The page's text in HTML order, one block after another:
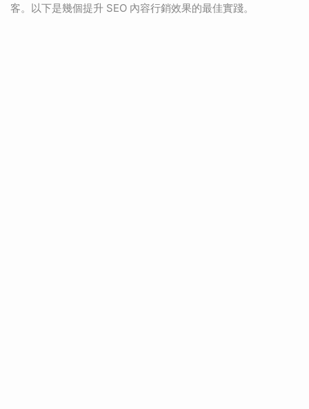
客。以下是幾個提升 SEO 內容行銷效果的最佳實踐。